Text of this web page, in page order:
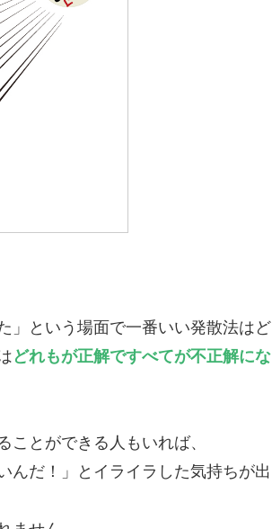
」という場面で一番いい発散法はど
どれもが正解ですべてが不正解にな
とができる人もいれば、
んだ！」とイライラした気持ちが出